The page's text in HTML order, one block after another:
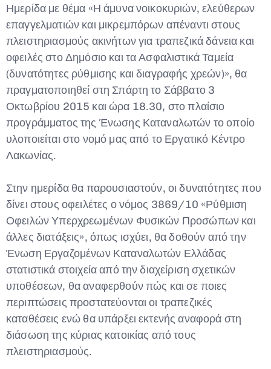
Ημερίδα με θέμα «Η άμυνα νοικοκυριών, ελεύθερων
επαγγελματιών και μικρεμπόρων απέναντι στους
πλειστηριασμούς ακινήτων για τραπεζικά δάνεια και
οφειλές στο Δημόσιο και τα Ασφαλιστικά Ταμεία
(δυνατότητες ρύθμισης και διαγραφής χρεών)», θα
πραγματοποιηθεί στη Σπάρτη το Σάββατο 3
Οκτωβρίου 2015 και ώρα 18.30, στο πλαίσιο
προγράμματος της Ένωσης Καταναλωτών το οποίο
υλοποιείται στο νομό μας από το Εργατικό Κέντρο
Λακωνίας.
Στην ημερίδα θα παρουσιαστούν, οι δυνατότητες που
δίνει στους οφειλέτες ο νόμος 3869/10 «Ρύθμιση
Οφειλών Υπερχρεωμένων Φυσικών Προσώπων και
άλλες διατάξεις», όπως ισχύει, θα δοθούν από την
Ένωση Εργαζομένων Καταναλωτών Ελλάδας
στατιστικά στοιχεία από την διαχείριση σχετικών
υποθέσεων, θα αναφερθούν πώς και σε ποιες
περιπτώσεις προστατεύονται οι τραπεζικές
καταθέσεις ενώ θα υπάρξει εκτενής αναφορά στη
διάσωση της κύριας κατοικίας από τους
πλειστηριασμούς.